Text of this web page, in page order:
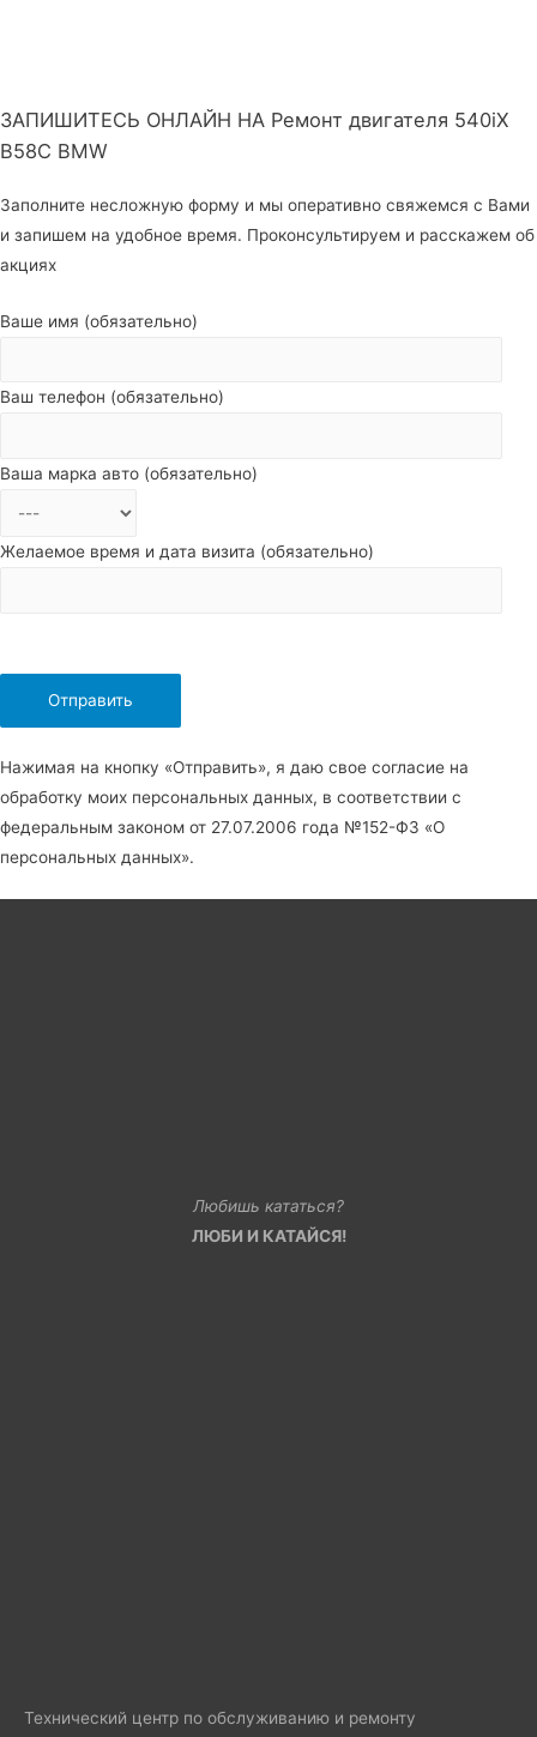
ЗАПИШИТЕСЬ ОНЛАЙН НА Ремонт двигателя 540iX
B58C BMW
Заполните несложную форму и мы оперативно свяжемся с Вами
и запишем на удобное время. Проконсультируем и расскажем об
акциях
Ваше имя (обязательно)
Ваш телефон (обязательно)
Ваша марка авто (обязательно)
Желаемое время и дата визита (обязательно)
Нажимая на кнопку «Отправить», я даю свое согласие на
обработку моих персональных данных, в соответствии с
федеральным законом от 27.07.2006 года №152-Ф3 «О
персональных данных».
Любишь кататься?
ЛЮБИ И КАТАЙСЯ!
Технический центр по обслуживанию и ремонту